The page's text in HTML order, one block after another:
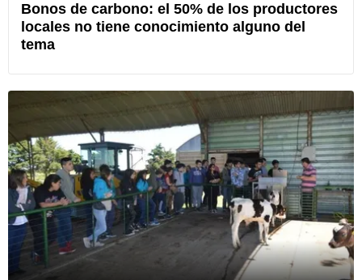
Bonos de carbono: el 50% de los productores
locales no tiene conocimiento alguno del
tema